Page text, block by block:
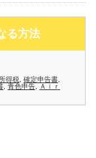
る方法
所得税 確定申告書
青色申告
Ａｉｒ